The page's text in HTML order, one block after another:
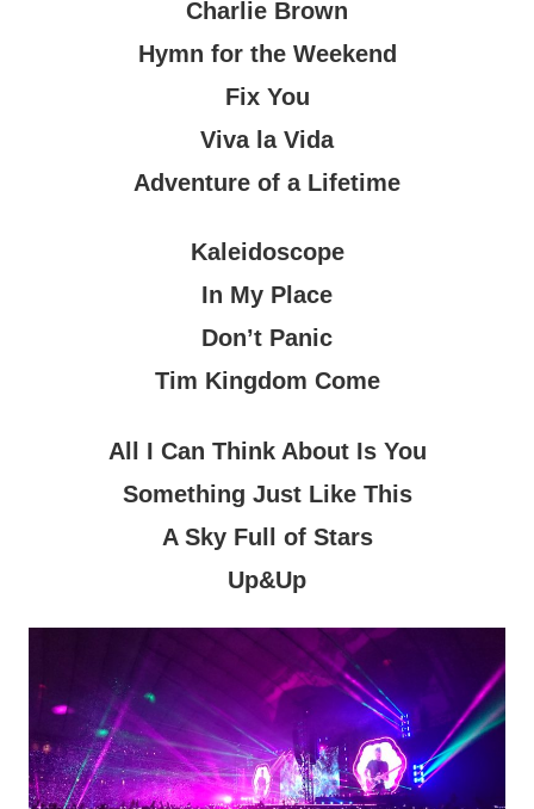
Charlie Brown
Hymn for the Weekend
Fix You
Viva la Vida
Adventure of a Lifetime
Kaleidoscope
In My Place
Don’t Panic
Tim Kingdom Come
All I Can Think About Is You
Something Just Like This
A Sky Full of Stars
Up&Up